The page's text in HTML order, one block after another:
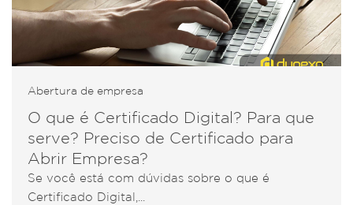
Abertura de empresa
O que é Certificado Digital? Para que
serve? Preciso de Certificado para
Abrir Empresa?
Se você está com dúvidas sobre o que é
Certificado Digital,...